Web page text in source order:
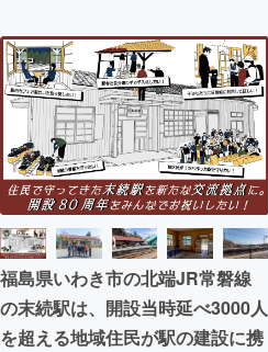
テクノロジー・ガジェ
映像・映画
ビジネス・起業
まちづくり・地域活性化
CAMPFIRE for Social Good
福島県いわき市の北端JR常磐線
の末続駅は、開設当時延べ3000人
を超える地域住民が駅の建設に携